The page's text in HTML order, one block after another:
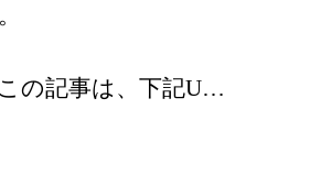
の記事は、下記U…